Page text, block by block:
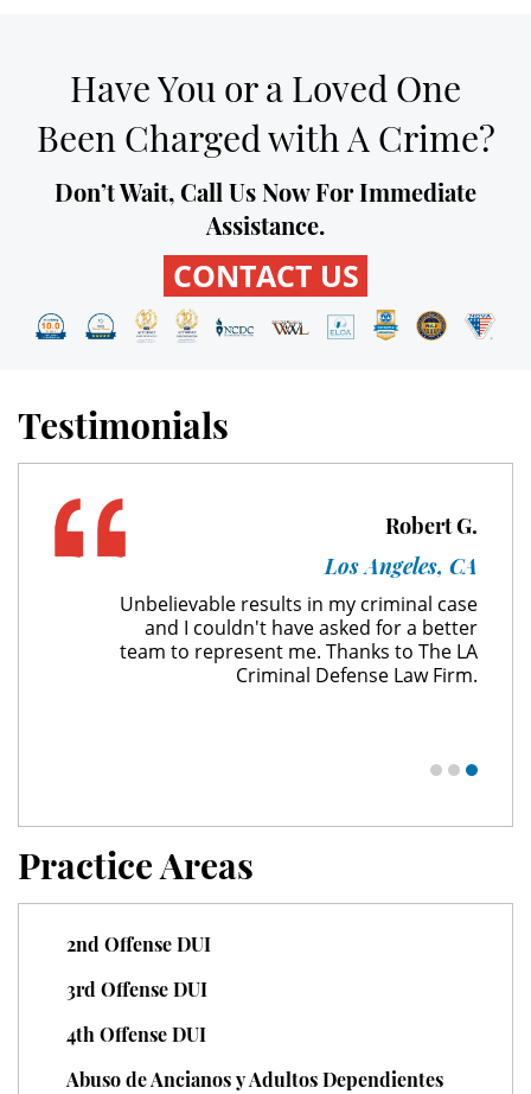
Fraud Crimes
Check Fraud
Credit Card Fraud
Gambling Fraud
Health Care Fraud
Real Estate Fraud
Unauthorized Practice of Medicine
Welfare Fraud
Workers' Compensation Fraud
Firearm Sentencing Enhancements
Negligent Discharge Of A Firearm
Juvenile Delinquency
Have You or a Loved One
Been Charged with A Crime?
Don’t Wait, Call Us Now For Immediate
Assistance.
CONTACT US
Testimonials
Robert G.
Los Angeles, CA
Unbelievable results in my criminal case
and I couldn't have asked for a better
team to represent me. Thanks to The LA
Criminal Defense Law Firm.
Practice Areas
2nd Offense DUI
3rd Offense DUI
4th Offense DUI
Abuso de Ancianos y Adultos Dependientes